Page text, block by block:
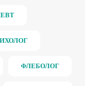
ФЛЕБОЛОГ